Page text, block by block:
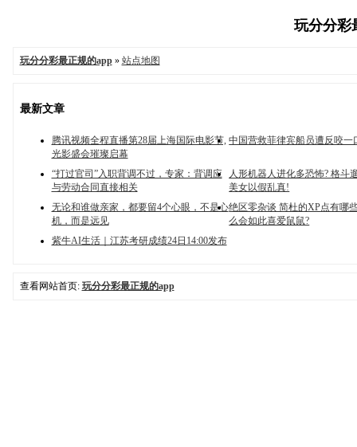
玩分分彩
玩分分彩最正规的app» 站点地图
最新文章
腾讯视频全程直播第28届上海国际电影节,
光影盛会璀璨启幕
中国营救菲律宾船员遭反咬一
“打过官司”入职背调不过，专家：背调应
与劳动合同直接相关
人形机器人进化多恐怖? 格斗
美女以假乱真!
无论和谁做亲家，都要留4个心眼，不是心
机，而是远见
绝区零杂谈 简杜的XP点有哪
么会如此喜爱鼠鼠?
紫牛AI生活｜江苏考研成绩24日14:00发布
查看网站首页: 玩分分彩最正规的app